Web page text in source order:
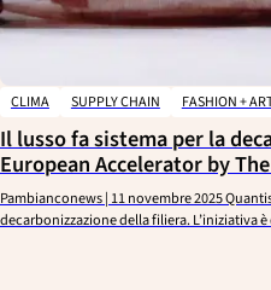
CLIMA SUPPLY CHAIN FASHION +
Il lusso fa sistema per la
European Accelerator by
Pambianconews | 11 novembre 2025
decarbonizzazione della filiera. L’iniziativa